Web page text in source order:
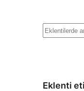
Ara
Eklenti